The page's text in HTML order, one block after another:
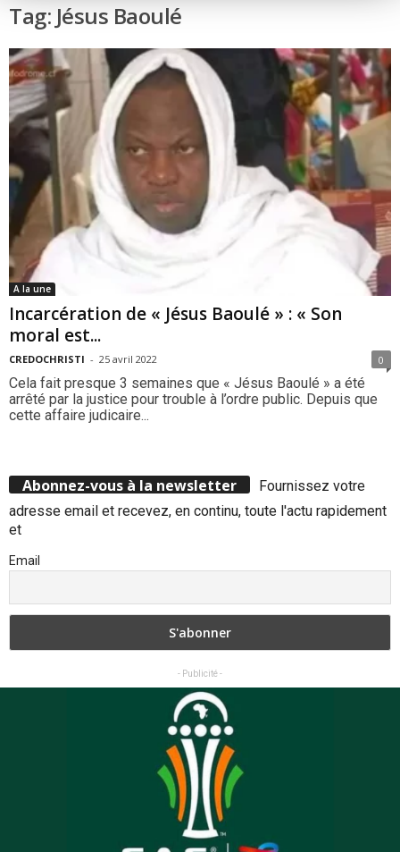
Tag: Jésus Baoulé
A la une
Incarcération de « Jésus Baoulé » : « Son
moral est...
CREDOCHRISTI - 25 avril 2022 0
Cela fait presque 3 semaines que « Jésus Baoulé » a été
arrêté par la justice pour trouble à l’ordre public. Depuis que
cette affaire judicaire...
Abonnez-vous à la newsletter
Fournissez votre
adresse email et recevez, en continu, toute l'actu rapidement
et
Email
- Publicité -